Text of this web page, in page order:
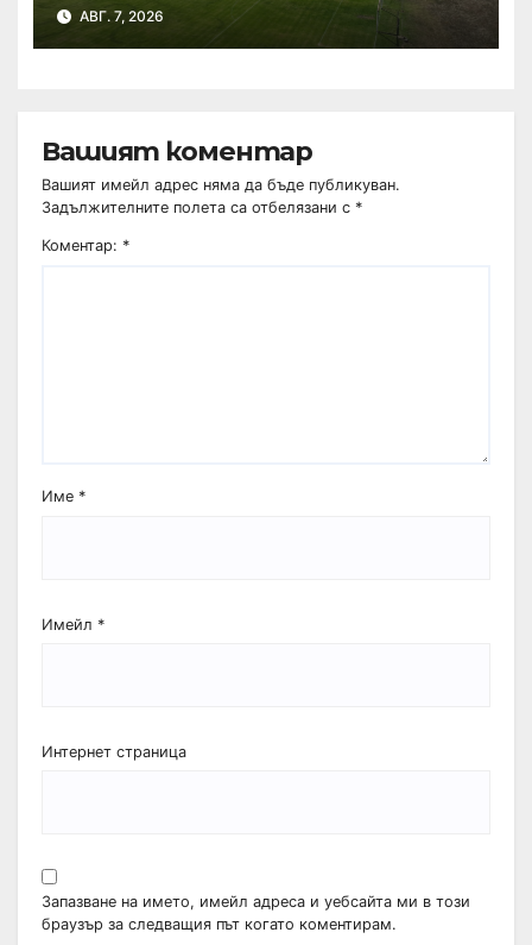
АВГ. 7, 2026
Вашият коментар
Вашият имейл адрес няма да бъде публикуван.
Задължителните полета са отбелязани с *
Коментар: *
Име *
Имейл *
Интернет страница
Запазване на името, имейл адреса и уебсайта ми в този
браузър за следващия път когато коментирам.